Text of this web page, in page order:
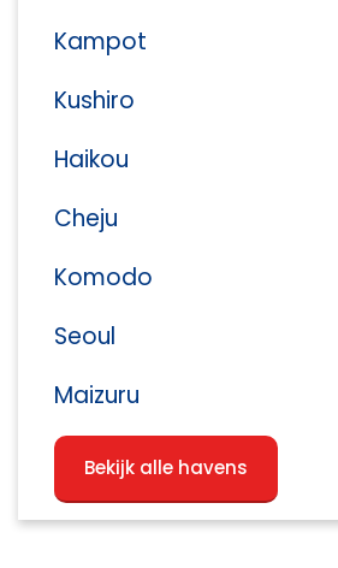
Kampot
Kushiro
Haikou
Cheju
Komodo
Seoul
Maizuru
Bekijk alle havens